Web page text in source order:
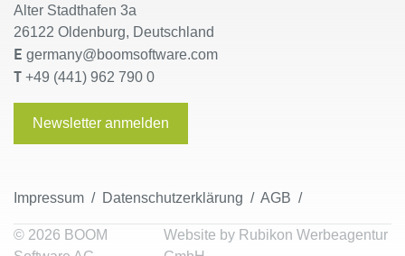
Alter Stadthafen 3a
26122 Oldenburg, Deutschland
E germany@boomsoftware.com
T +49 (441) 962 790 0
Newsletter anmelden
Impressum / Datenschutzerklärung / AGB /
© 2026 BOOM
Website by Rubikon Werbeagentur